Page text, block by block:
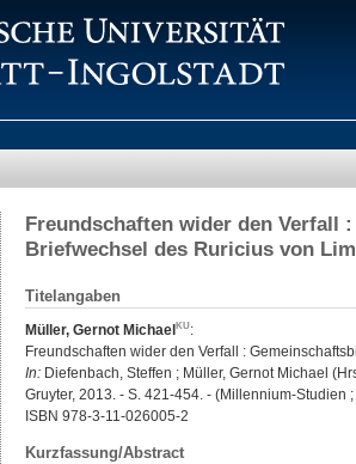
Freundschaften wider den Verfall
Briefwechsel des Ruricius von
Titelangaben
Müller, Gernot Michael
:
Freundschaften wider den Verfall :
In: Diefenbach, Steffen ; Müller, Gernot Michael
Gruyter, 2013. - S. 421-454. - (Millennium-Studien
ISBN 978-3-11-026005-2
Kurzfassung/Abstract